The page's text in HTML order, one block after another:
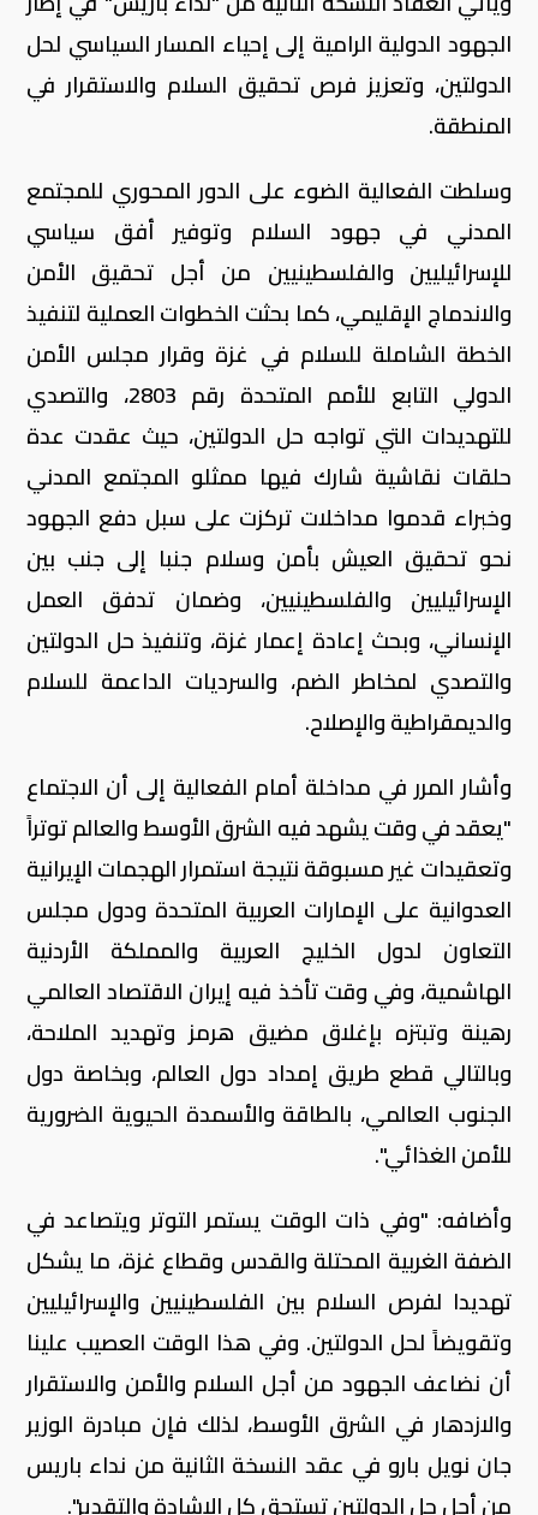
الجهود الدولية الرامية إلى إحياء المسار السياسي لحل
الدولتين، وتعزيز فرص تحقيق السلام والاستقرار في
المنطقة.
وسلطت الفعالية الضوء على الدور المحوري للمجتمع
المدني في جهود السلام وتوفير أفق سياسي
للإسرائيليين والفلسطينيين من أجل تحقيق الأمن
والاندماج الإقليمي، كما بحثت الخطوات العملية لتنفيذ
الخطة الشاملة للسلام في غزة وقرار مجلس الأمن
الدولي التابع للأمم المتحدة رقم 2803، والتصدي
للتهديدات التي تواجه حل الدولتين، حيث عقدت عدة
حلقات نقاشية شارك فيها ممثلو المجتمع المدني
وخبراء قدموا مداخلات تركزت على سبل دفع الجهود
نحو تحقيق العيش بأمن وسلام جنبا إلى جنب بين
الإسرائيليين والفلسطينيين، وضمان تدفق العمل
الإنساني، وبحث إعادة إعمار غزة، وتنفيذ حل الدولتين
والتصدي لمخاطر الضم، والسرديات الداعمة للسلام
والديمقراطية والإصلاح.
وأشار المرر في مداخلة أمام الفعالية إلى أن الاجتماع
"يعقد في وقت يشهد فيه الشرق الأوسط والعالم توتراً
وتعقيدات غير مسبوقة نتيجة استمرار الهجمات الإيرانية
العدوانية على الإمارات العربية المتحدة ودول مجلس
التعاون لدول الخليج العربية والمملكة الأردنية
الهاشمية، وفي وقت تأخذ فيه إيران الاقتصاد العالمي
رهينة وتبتزه بإغلاق مضيق هرمز وتهديد الملاحة،
وبالتالي قطع طريق إمداد دول العالم، وبخاصة دول
الجنوب العالمي، بالطاقة والأسمدة الحيوية الضرورية
للأمن الغذائي".
وأضافه: "وفي ذات الوقت يستمر التوتر ويتصاعد في
الضفة الغربية المحتلة والقدس وقطاع غزة، ما يشكل
تهديدا لفرص السلام بين الفلسطينيين والإسرائيليين
وتقويضاً لحل الدولتين. وفي هذا الوقت العصيب علينا
أن نضاعف الجهود من أجل السلام والأمن والاستقرار
والازدهار في الشرق الأوسط، لذلك فإن مبادرة الوزير
جان نويل بارو في عقد النسخة الثانية من نداء باريس
من أجل حل الدولتين تستحق كل الإشادة والتقدير".